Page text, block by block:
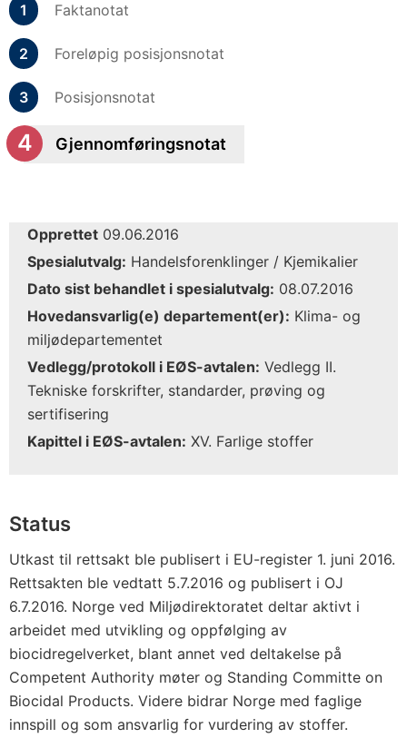
Faktanotat
Foreløpig posisjonsnotat
Posisjonsnotat
Gjennomføringsnotat
Opprettet 09.06.2016
Spesialutvalg: Handelsforenklinger / Kjemikalier
Dato sist behandlet i spesialutvalg: 08.07.2016
Hovedansvarlig(e) departement(er): Klima- og
miljødepartementet
Vedlegg/protokoll i EØS-avtalen: Vedlegg II.
Tekniske forskrifter, standarder, prøving og
sertifisering
Kapittel i EØS-avtalen: XV. Farlige stoffer
Status
Utkast til rettsakt ble publisert i EU-register 1. juni 2016.
Rettsakten ble vedtatt 5.7.2016 og publisert i OJ
6.7.2016. Norge ved Miljødirektoratet deltar aktivt i
arbeidet med utvikling og oppfølging av
biocidregelverket, blant annet ved deltakelse på
Competent Authority møter og Standing Committe on
Biocidal Products. Videre bidrar Norge med faglige
innspill og som ansvarlig for vurdering av stoffer.